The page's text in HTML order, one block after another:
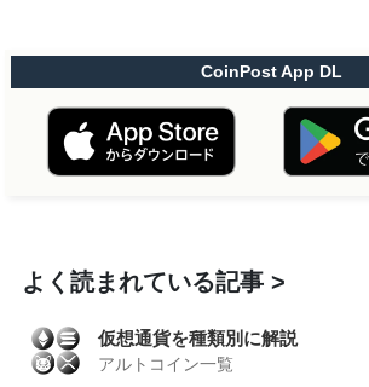
CoinPost App DL
よく読まれている記事
仮想通貨を種類別に解説
アルトコイン一覧